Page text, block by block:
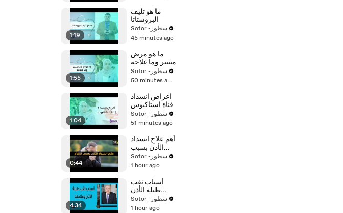
1:19
ما هو تليف
البروستاتا
Sotor -سطور
45 minutes ago
1:55
ما هو مرض
مينيير وما علاجه
Sotor -سطور
50 minutes ago
1:04
أعراض انسداد
قناة استاكيوس
Sotor -سطور
51 minutes ago
0:44
أهم علاج انسداد
الأذن بسبب
الزكام Sotor -سطور
1 hour ago
4:34
أسباب ثقب
طبلة الأذن
وعلاجه Sotor -سطور
1 hour ago